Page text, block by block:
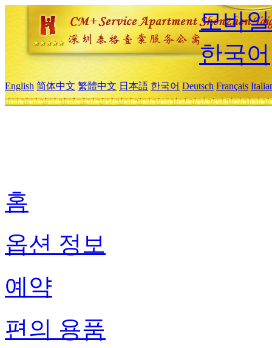
모바
한국어
English 简体中文 繁體中文 日本語 한국어 Deutsch Français
홈
옵션 정보
예약
편의 용품